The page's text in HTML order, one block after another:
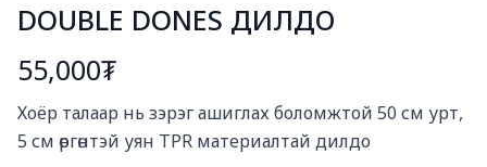
DOUBLE DONES ДИЛДО
55,000₮
Хоёр талаар нь зэрэг ашиглах боломжтой 50 см урт,
5 см өргөнтэй уян TPR материалтай дилдо